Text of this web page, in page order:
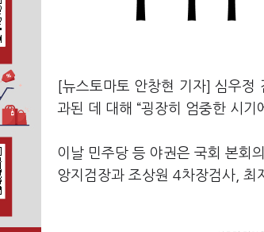
[뉴스토마토 안창현 기자] 심우정
과된 데 대해 “굉장히 엄중한 시기
이날 민주당 등 야권은 국회 본회
앙지검장과 조상원 4차장검사, 최